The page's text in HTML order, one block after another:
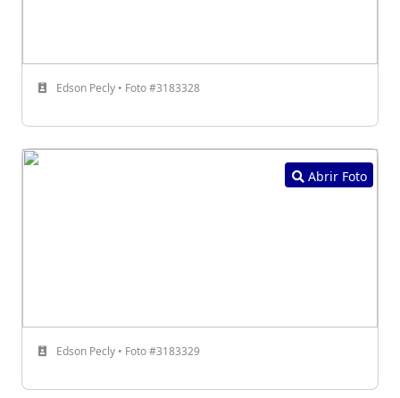
Edson Pecly • Foto #3183328
Abrir Foto
Edson Pecly • Foto #3183329